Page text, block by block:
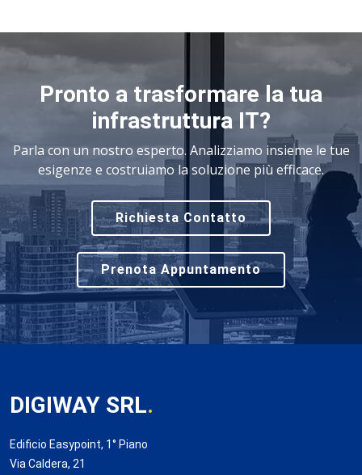
Pronto a trasformare la tua
infrastruttura IT?
Parla con un nostro esperto. Analizziamo insieme le tue
esigenze e costruiamo la soluzione più efficace.
Richiesta Contatto
Prenota Appuntamento
DIGIWAY SRL.
Edificio Easypoint, 1° Piano
Via Caldera, 21